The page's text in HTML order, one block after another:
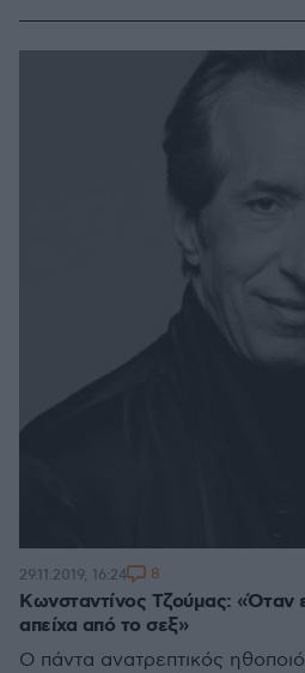
Κωνσταντίνος Τζούμας: «Όταν
απείχα από το σεξ»
Ο πάντα ανατρεπτικός
29.11.2019, 16:24 8